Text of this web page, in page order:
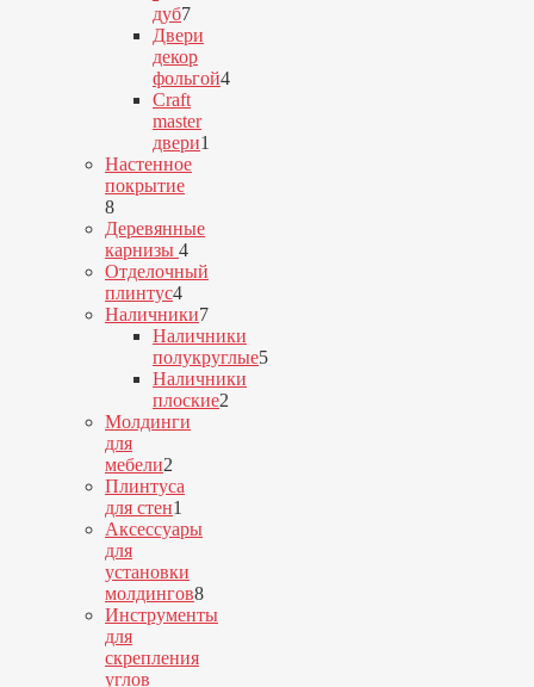
дуб7
7
товаров
Двери
декор
фольгой4
4
товара
Craft
master
двери1
1
товар
Настенное
покрытие
88
товаров
Деревянные
карнизы 44
товара
Отделочный
плинтус44
товара
Наличники7
товаров
Наличники
полукруглые5
5
товаров
Наличники
плоские2
2
Молдинги
для
мебели2
товара
Плинтуса
для стен1
товар
Аксессуары
для
установки
молдингов8
8
товаров
Инструменты
для
скрепления
углов